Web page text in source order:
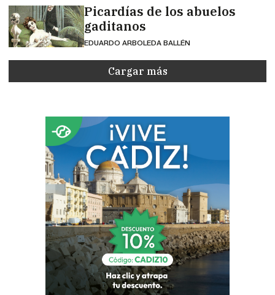
Picardías de los abuelos
gaditanos
EDUARDO ARBOLEDA BALLÉN
Cargar más